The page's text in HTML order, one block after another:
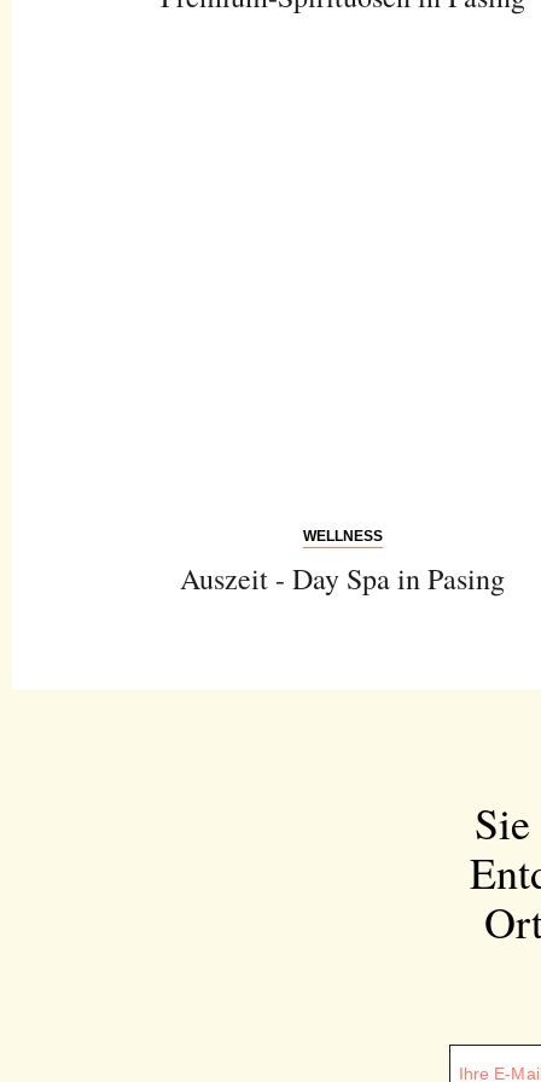
WELLNESS
Auszeit - Day Spa in Pasing